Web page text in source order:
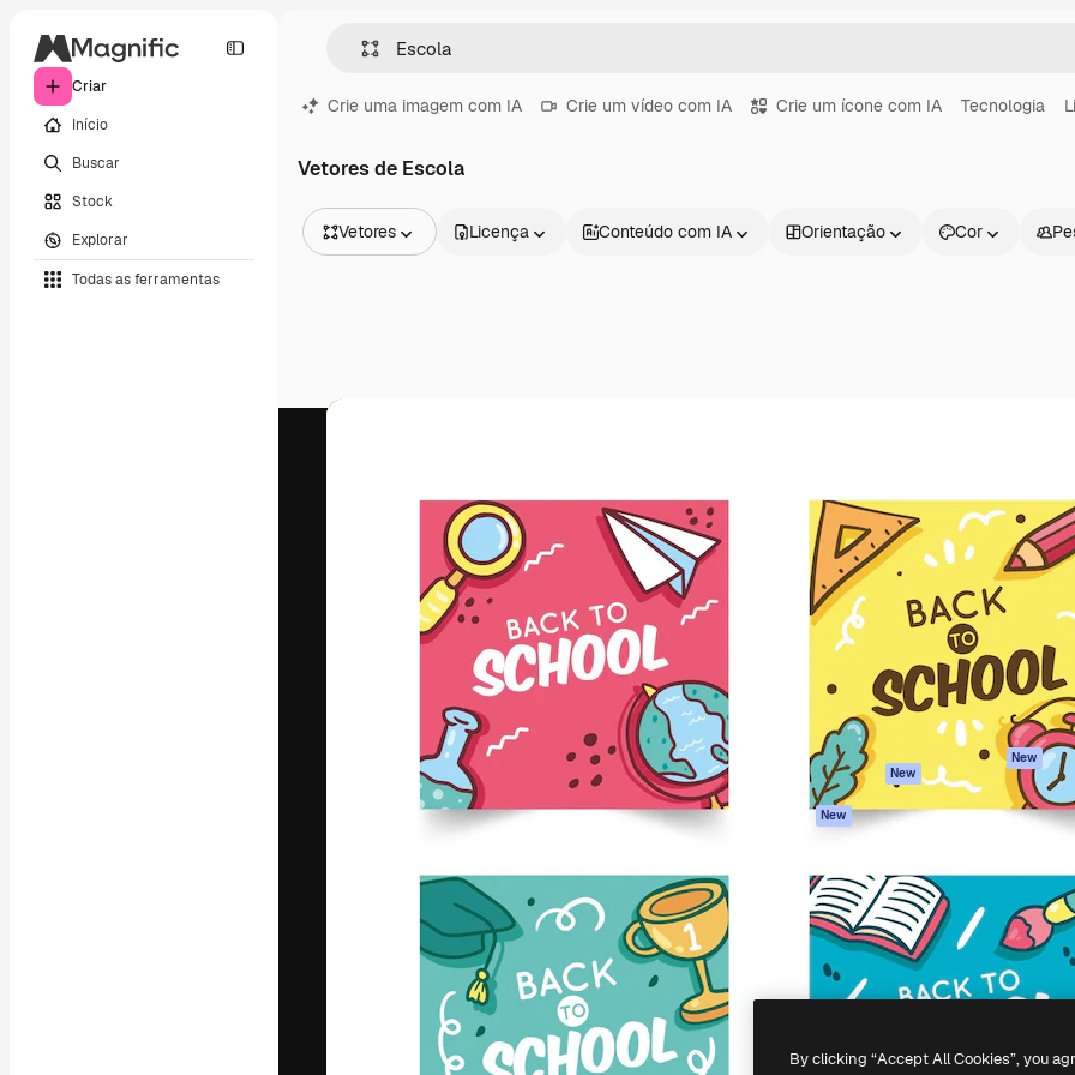
Criar
Início
Buscar
Stock
Explorar
Todas as ferramentas
Crie uma imagem com IA Crie um vídeo com IA Crie um ícone com IA Tecnologia
Vetores de Escola
Vetores
Vídeos
Licença Conteúdo com IA Orientação Cor
A plataforma criativa para você direcionar
seu melhor trabalho. Mais de 1 milhão de
assinantes entre criativos, empresas,
agências e estúdios.
Português
Produtos
Assistente de IA
Gerador de
Gerador de vídeos
Texto para voz
Conteúdo de stock
MCP para
Claude/ChatGPT
New
Agentes New
App móvel
Todas as
ferramentas
Começar
Academy
Documentação
Atendimento
Termos e
condições
Política de
privacidade
Originais New
Política de
Central de
Afiliados
Empresas
Copyright © 2010-2026Freepik Company S.L.U. Todos os direitos reservados.
By clicking “Accept All Cookies”, you